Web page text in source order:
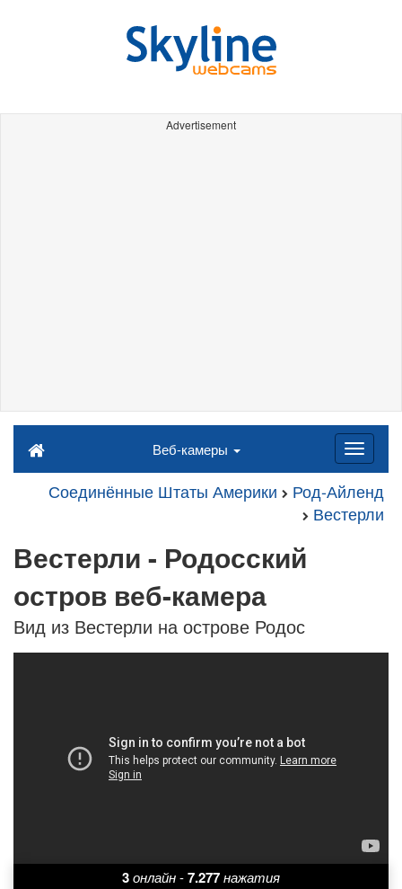
Advertisement
Веб-камеры
Соединённые Штаты Америки
Род-Айленд
Вестерли
Вестерли - Родосский
остров веб-камера
Вид из Вестерли на острове Родос
3онлайн-7.277нажатия